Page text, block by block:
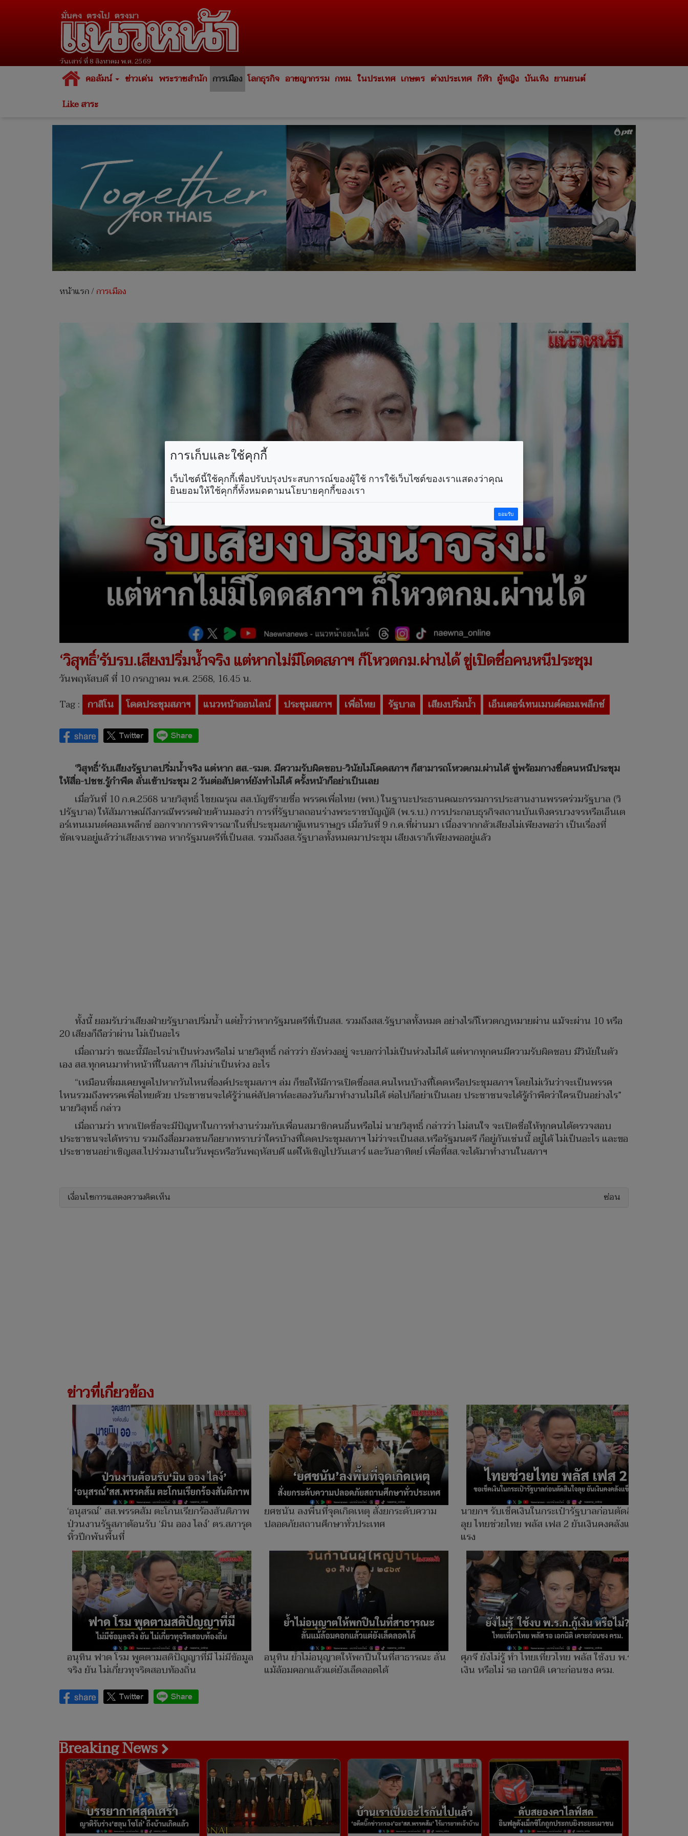
วันเสาร์ ที่ 8 สิงหาคม พ.ศ. 2569
คอลัมน์ ข่าวเด่น พระราชสำนัก การเมือง โลกธุรกิจ อาชญากรรม กทม. ในประเทศ เกษตร ต่างประเทศ กีฬา ผู้หญิง บันเทิง ยานยนต์
Like สาระ
หน้าแรก/การเมือง
‘วิสุทธิ์’รับรบ.เสียงปริ่มน้ำจริง แต่หากไม่มีโดดสภาฯ ก็โหวตกม.ผ่านได้ ขู่เปิดชื่อคนหนีประชุม
วันพฤหัสบดี ที่ 10 กรกฎาคม พ.ศ. 2568, 16.45 น.
Tag : กาสิโน โดดประชุมสภาฯ แนวหน้าออนไลน์ ประชุมสภาฯ เพื่อไทย รัฐบาล เสียงปริ่มน้ำ เอ็นเตอร์เทนเมนต์คอมเพล็กซ์
‘วิสุทธิ์’รับเสียงรัฐบาลปริ่มน้ำจริง แต่หาก สส.-รมต. มีความรับผิดชอบ-วินัยไม่โดดสภาฯ ก็สามารถโหวตกม.ผ่านได้ ขู่พร้อมกางชื่อคนหนีประชุม
ให้สื่อ-ปชช.รู้กำพืด ลั่นเข้าประชุม 2 วันต่อสัปดาห์ยังทำไม่ได้ ครั้งหน้าก็อย่าเป็นเลย
เมื่อวันที่ 10 ก.ค.2568 นายวิสุทธิ์ ไชยณรุณ สส.บัญชีรายชื่อ พรรคเพื่อไทย (พท.) ในฐานะประธานคณะกรรมการประสานงานพรรคร่วมรัฐบาล (วิ
ปรัฐบาล) ให้สัมภาษณ์ถึงกรณีพรรคฝ่ายค้านมองว่า การที่รัฐบาลถอนร่างพระราชบัญญัติ (พ.ร.บ.) การประกอบธุรกิจสถานบันเทิงครบวงจรหรือเอ็นเต
อร์เทนเมนต์คอมเพล็กซ์ ออกจากการพิจารณาในที่ประชุมสภาผู้แทนราษฎร เมื่อวันที่ 9 ก.ค.ที่ผ่านมา เนื่องจากกลัวเสียงไม่เพียงพอว่า เป็นเรื่องที่
ชัดเจนอยู่แล้วว่าเสียงเราพอ หากรัฐมนตรีที่เป็นสส. รวมถึงสส.รัฐบาลทั้งหมดมาประชุม เสียงเราก็เพียงพออยู่แล้ว
ทั้งนี้ ยอมรับว่าเสียงฝ่ายรัฐบาลปริ่มน้ำ แต่ย้ำว่าหากรัฐมนตรีที่เป็นสส. รวมถึงสส.รัฐบาลทั้งหมด อย่างไรก็โหวตกฎหมายผ่าน แม้จะผ่าน 10 หรือ
20 เสียงก็ถือว่าผ่าน ไม่เป็นอะไร
เมื่อถามว่า ขณะนี้มีอะไรน่าเป็นห่วงหรือไม่ นายวิสุทธิ์ กล่าวว่า ยังห่วงอยู่ จะบอกว่าไม่เป็นห่วงไม่ได้ แต่หากทุกคนมีความรับผิดชอบ มีวินัยในตัว
เอง สส.ทุกคนมาทำหน้าที่ในสภาฯ ก็ไม่น่าเป็นห่วง อะไร
“เหมือนที่ผมเคยพูดไปหากวันไหนที่องค์ประชุมสภาฯ ล่ม ก็ขอให้มีการเปิดชื่อสส.คนไหนบ้างที่โดดหรือประชุมสภาฯ โดยไม่เว้นว่าจะเป็นพรรค
ไหนรวมถึงพรรคเพื่อไทยด้วย ประชาชนจะได้รู้ว่าแค่สัปดาห์ละสองวันก็มาทำงานไม่ได้ ต่อไปก็อย่าเป็นเลย ประชาชนจะได้รู้กำพืดว่าใครเป็นอย่างไร”
นายวิสุทธิ์ กล่าว
เมื่อถามว่า หากเปิดชื่อจะมีปัญหาในการทำงานร่วมกับเพื่อนสมาชิกคนอื่นหรือไม่ นายวิสุทธิ์ กล่าวว่า ไม่สนใจ จะเปิดชื่อให้ทุกคนได้ตรวจสอบ
ประชาชนจะได้ทราบ รวมถึงสื่อมวลชนก็อยากทราบว่าใครบ้างที่โดดประชุมสภาฯ ไม่ว่าจะเป็นสส.หรือรัฐมนตรี ก็อยู่กันเช่นนี้ อยู่ได้ ไม่เป็นอะไร และขอ
ประชาชนอย่าเชิญสส.ไปร่วมงานในวันพุธหรือวันพฤหัสบดี แต่ให้เชิญไปวันเสาร์ และวันอาทิตย์ เพื่อที่สส.จะได้มาทำงานในสภาฯ
เงื่อนไขการแสดงความคิดเห็น ซ่อน
ข่าวที่เกี่ยวข้อง
‘อนุสรณ์’ สส.พรรคส้ม ตะโกนเรียกร้องสันติภาพ
ป่วนงานรัฐสภาต้อนรับ ‘มิน ออง ไลง์’ ตร.สภารุด
หิ้วปีกพ้นพื้นที่
ยศชนัน ลงพื้นที่จุดเกิดเหตุ สั่งยกระดับความ
ปลอดภัยสถานศึกษาทั่วประเทศ
นายกฯ รับเช็คเงินในกระเป๋ารัฐบาลก่อนตัดสินใจ
ลุย ไทยช่วยไทย พลัส เฟส 2 ยันเงินคงคลังแข็ง
แรง
อนุทิน ฟาด โรม พูดตามสติปัญญาที่มี ไม่มีข้อมูล
จริง ยัน ไม่เกี่ยวทุจริตสอบท้องถิ่น
อนุทิน ย้ำไม่อนุญาตให้พกปืนในที่สาธารณะ ลั่น
แม้ล้อมคอกแล้วแต่ยังเล็ดลอดได้
ศุภจี ยังไม่รู้ ทำ ไทยเที่ยวไทย พลัส ใช้งบ พ.ร.ก.กู้
เงิน หรือไม่ รอ เอกนิติ เคาะก่อนชง ครม.
Breaking News
การเก็บและใช้คุกกี้
เว็บไซต์นี้ใช้คุกกี้เพื่อปรับปรุงประสบการณ์ของผู้ใช้ การใช้เว็บไซต์ของเราแสดงว่าคุณ
ยินยอมให้ใช้คุกกี้ทั้งหมดตามนโยบายคุกกี้ของเรา
ยอมรับ